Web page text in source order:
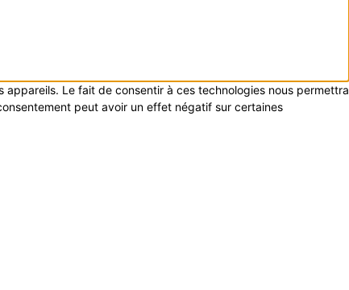
Le fait de consentir à ces technologies nous permettra
peut avoir un effet négatif sur certaines